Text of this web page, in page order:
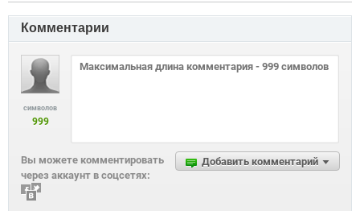
Комментарии
символов
999
Добавить комментарий
Вы можете комментировать
через аккаунт в соцсетях: